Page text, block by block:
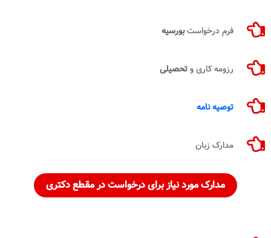
فرم درخواستبورسیه
رزومه کاری وتحصیلی
توصیه نامه
مدارک زبان
مدارک مورد نیاز برای درخواست در مقطع دکتری